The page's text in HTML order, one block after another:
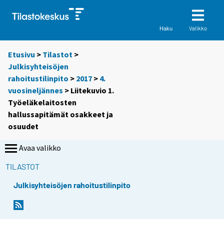
Haku Valikko
Etusivu > Tilastot >
Julkisyhteisöjen
rahoitustilinpito > 2017 > 4.
vuosineljännes > Liitekuvio 1.
Työeläkelaitosten
hallussapitämät osakkeet ja
osuudet
Avaa valikko
TILASTOT
Julkisyhteisöjen rahoitustilinpito